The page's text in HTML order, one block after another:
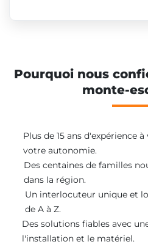
Pourquoi nous
monte-
Plus de 15 ans d'expérience
votre autonomie.
Des centaines de familles
dans la région.
Un interlocuteur unique et
de A à Z.
Des solutions fiables avec
l'installation et le matériel.